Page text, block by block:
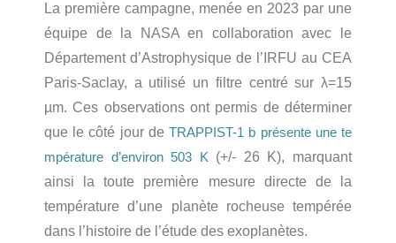
La première campagne, menée en 2023 par une
équipe de la NASA en collaboration avec le
Département d’Astrophysique de l’IRFU au CEA
Paris-Saclay, a utilisé un filtre centré sur λ=15
µm. Ces observations ont permis de déterminer
que le côté jour deTRAPPIST-1 b présente une te
mpérature d’environ 503 K(+/- 26 K), marquant
ainsi la toute première mesure directe de la
température d’une planète rocheuse tempérée
dans l’histoire de l’étude des exoplanètes.